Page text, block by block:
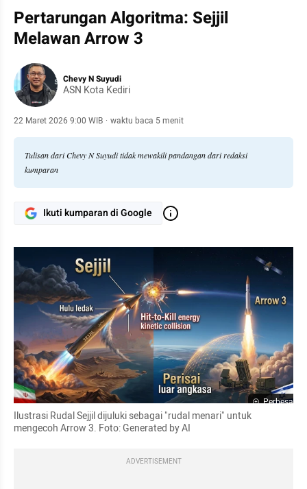
Pertarungan Algoritma: Sejjil
Melawan Arrow 3
Chevy N Suyudi
ASN Kota Kediri
22 Maret 2026 9:00 WIB · waktu baca 5 menit
Tulisan dari Chevy N Suyudi tidak mewakili pandangan dari redaksi
kumparan
Ikuti kumparan di Google
Perbesar
Ilustrasi Rudal Sejjil dijuluki sebagai "rudal menari" untuk
mengecoh Arrow 3. Foto: Generated by AI
ADVERTISEMENT